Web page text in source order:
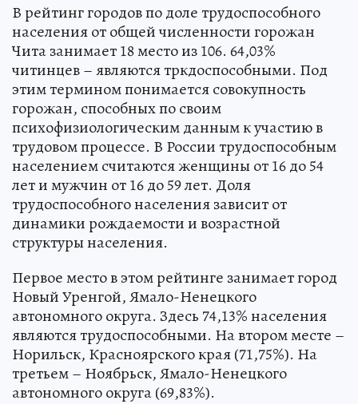
В рейтинг городов по доле трудоспособного
населения от общей численности горожан
Чита занимает 18 место из 106. 64,03%
читинцев – являются тркдоспособными. Под
этим термином понимается совокупность
горожан, способных по своим
психофизиологическим данным к участию в
трудовом процессе. В России трудоспособным
населением считаются женщины от 16 до 54
лет и мужчин от 16 до 59 лет. Доля
трудоспособного населения зависит от
динамики рождаемости и возрастной
структуры населения.
Первое место в этом рейтинге занимает город
Новый Уренгой, Ямало-Ненецкого
автономного округа. Здесь 74,13% населения
являются трудоспособными. На втором месте –
Норильск, Красноярского края (71,75%). На
третьем – Ноябрьск, Ямало-Ненецкого
автономного округа (69,83%).